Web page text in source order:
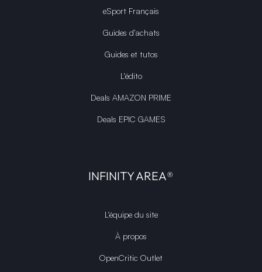
eSport Français
Guides d’achats
Guides et tutos
L'édito
Deals AMAZON PRIME
Deals EPIC GAMES
INFINITY AREA®
L'équipe du site
À propos
OpenCritic Outlet